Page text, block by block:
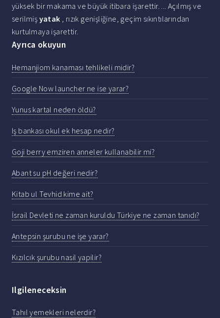
yüksek bir makama ve büyük itibara işarettir. ... Açılmış ve
serilmiş yatak , rızık genişliğine, geçim sıkıntılarından
kurtulmaya işarettir.
Ayrıca okuyun
Hemanjiom kanaması tehlikeli midir?
Google Now launcher ne ise yarar?
Yunus kartal neden öldü?
Iş bankası okul ek hesap nedir?
Goji berry emziren anneler kullanabilir mi?
Abant su pH değeri nedir?
Kitab ul Tevhid kime ait?
İsrail Devleti ne zaman kuruldu Türkiye ne zaman tanıdı?
Antepsin şurubu ne işe yarar?
Kızılcık şurubu nasil yapilir?
Ilgileneceksin
Tahıl yemekleri nelerdir?